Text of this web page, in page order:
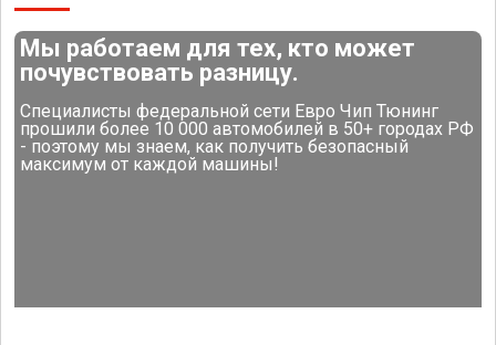
Мы работаем для тех, кто может
почувствовать разницу.
Специалисты федеральной сети Евро Чип Тюнинг
прошили более 10 000 автомобилей в 50+ городах РФ
- поэтому мы знаем, как получить безопасный
максимум от каждой машины!